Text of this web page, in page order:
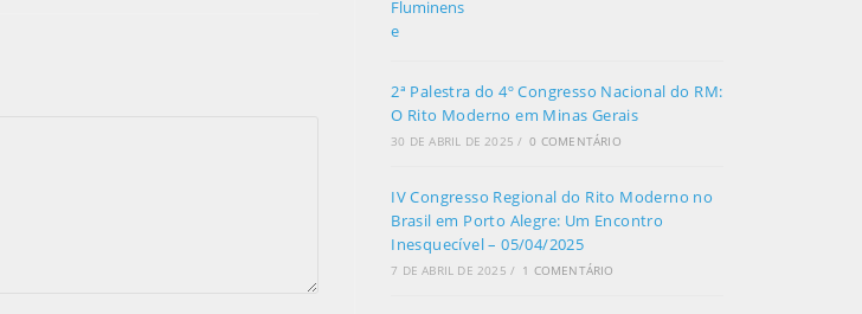
2ª Palestra do 4º Congresso Nacional do RM:
O Rito Moderno em Minas Gerais
30 DE ABRIL DE 2025 / 0 COMENTÁRIO
IV Congresso Regional do Rito Moderno no
Brasil em Porto Alegre: Um Encontro
Inesquecível – 05/04/2025
7 DE ABRIL DE 2025 / 1 COMENTÁRIO